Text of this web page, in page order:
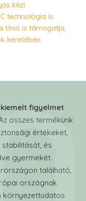
kézi
technológia is.
Unió is támogatja,
keretében.
figyelmet
összes termékünk
értékeket,
és
gyermekét.
található,
országnak
környezettudatos